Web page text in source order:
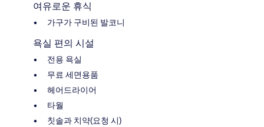
여유로운 휴식
가구가 구비된 발코니
욕실 편의 시설
전용 욕실
무료 세면용품
헤어드라이어
타월
칫솔과 치약(요청 시)